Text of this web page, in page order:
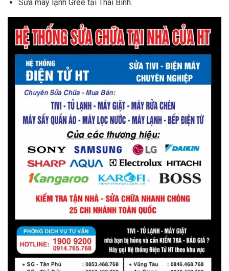
Sửa máy lạnh Gree tại Thái Bình.